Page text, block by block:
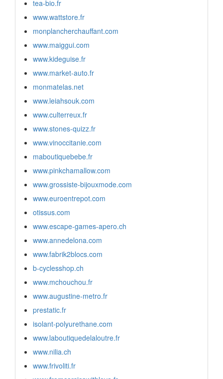
tea-bio.fr
www.wattstore.fr
monplancherchauffant.com
www.maiggui.com
www.kideguise.fr
www.market-auto.fr
monmatelas.net
www.leiahsouk.com
www.culterreux.fr
www.stones-quizz.fr
www.vinoccitanie.com
maboutiquebebe.fr
www.pinkchamallow.com
www.grossiste-bijouxmode.com
www.euroentrepot.com
otissus.com
www.escape-games-apero.ch
www.annedelona.com
www.fabrik2blocs.com
b-cyclesshop.ch
www.mchouchou.fr
www.augustine-metro.fr
prestatic.fr
isolant-polyurethane.com
www.laboutiquedelaloutre.fr
www.nilia.ch
www.frivoliti.fr